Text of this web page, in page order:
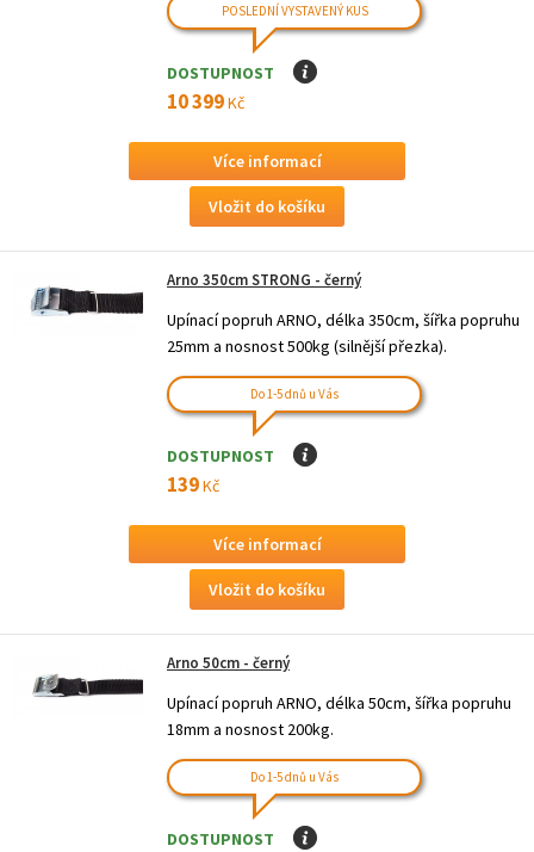
POSLEDNÍ VYSTAVENÝ KUS
DOSTUPNOST I
10 399Kč
Více informací
Arno 350cm STRONG - černý
Upínací popruh ARNO, délka 350cm, šířka popruhu
25mm a nosnost 500kg (silnější přezka).
Do 1-5 dnů u Vás
DOSTUPNOST I
139Kč
Více informací
Arno 50cm - černý
Upínací popruh ARNO, délka 50cm, šířka popruhu
18mm a nosnost 200kg.
Do 1-5 dnů u Vás
DOSTUPNOST I